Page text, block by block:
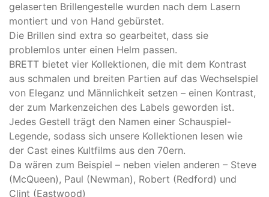
gelaserten Brillengestelle wurden nach dem Lasern
montiert und von Hand gebürstet.
Die Brillen sind extra so gearbeitet, dass sie
problemlos unter einen Helm passen.
BRETT bietet vier Kollektionen, die mit dem Kontrast
aus schmalen und breiten Partien auf das Wechselspiel
von Eleganz und Männlichkeit setzen – einen Kontrast,
der zum Markenzeichen des Labels geworden ist.
Jedes Gestell trägt den Namen einer Schauspiel-
Legende, sodass sich unsere Kollektionen lesen wie
der Cast eines Kultfilms aus den 70ern.
Da wären zum Beispiel – neben vielen anderen – Steve
(McQueen), Paul (Newman), Robert (Redford) und
Clint (Eastwood)